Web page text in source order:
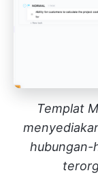
Templat
hubungan-